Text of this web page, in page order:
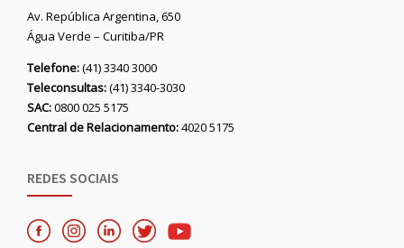
Av. República Argentina, 650
Água Verde – Curitiba/PR
Telefone:(41) 3340 3000
Teleconsultas:(41) 3340-3030
SAC:0800 025 5175
Central de Relacionamento:4020 5175
REDES SOCIAIS